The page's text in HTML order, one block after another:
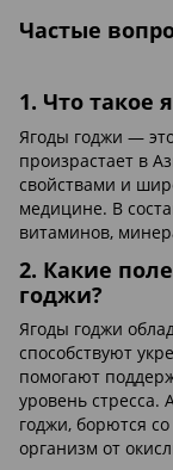
Частые
1. Что такое
Ягоды годжи —
произрастает в
свойствами и
медицине. В
витаминов,
2. Какие
годжи?
Ягоды годжи
способствуют
помогают
уровень стресса.
годжи, борются
организм от